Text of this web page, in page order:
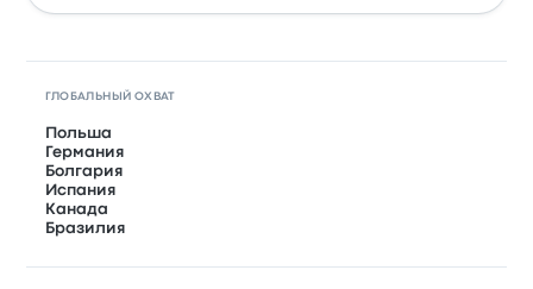
ГЛОБАЛЬНЫЙ ОХВАТ
Польша
Германия
Болгария
Испания
Канада
Бразилия